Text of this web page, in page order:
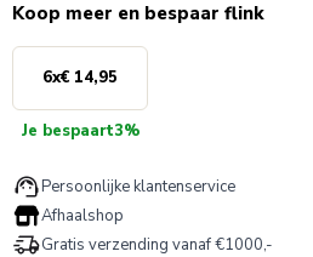
Koop meer en bespaar flink
6x€ 14,95
Je bespaart3%
Persoonlijke klantenservice
Afhaalshop
Gratis verzending vanaf €1000,-